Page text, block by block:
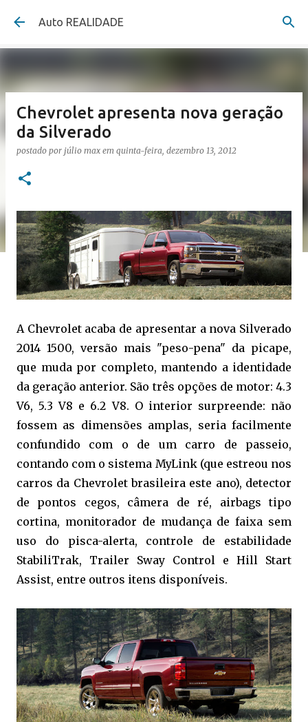
Pular para o conteúdo principal
Auto REALIDADE
Chevrolet apresenta nova geração
da Silverado
postado por júlio max em quinta-feira, dezembro 13, 2012
A Chevrolet acaba de apresentar a nova Silverado
2014 1500, versão mais "peso-pena" da picape,
que muda por completo, mantendo a identidade
da geração anterior. São três opções de motor: 4.3
V6, 5.3 V8 e 6.2 V8. O interior surpreende: não
fossem as dimensões amplas, seria facilmente
confundido com o de um carro de passeio,
contando com o sistema MyLink (que estreou nos
carros da Chevrolet brasileira este ano), detector
de pontos cegos, câmera de ré, airbags tipo
cortina, monitorador de mudança de faixa sem
uso do pisca-alerta, controle de estabilidade
StabiliTrak, Trailer Sway Control e Hill Start
Assist, entre outros itens disponíveis.